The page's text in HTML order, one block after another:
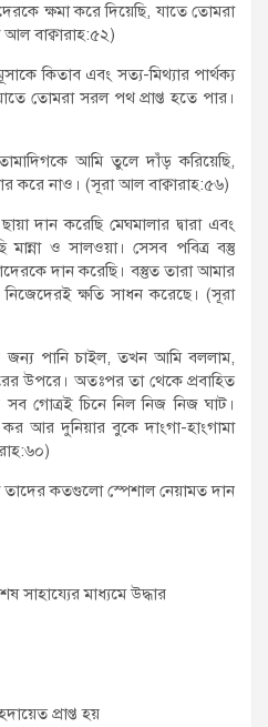
ক্ষমা করে দিয়েছি, যাতে তোমরা
বাক্বারাহ:৫২)
কিতাব এবং সত্য-মিথ্যার পার্থক্য
তোমরা সরল পথ প্রাপ্ত হতে পার।
আমি তুলে দাঁড় করিয়েছি,
করে নাও। (সূরা আল বাক্বারাহ:৫৬)
দান করেছি মেঘমালার দ্বারা এবং
মান্না ও সালওয়া। সেসব পবিত্র বস্তু
দান করেছি। বস্তুত তারা আমার
ক্ষতি সাধন করেছে। (সূরা
পানি চাইল, তখন আমি বললাম,
উপরে। অতঃপর তা থেকে প্রবাহিত
গোত্রই চিনে নিল নিজ নিজ ঘাট।
আর দুনিয়ার বুকে দাংগা-হাংগামা
তাদের কতগুলো স্পেশাল নেয়ামত দান
মাধ্যমে উদ্ধার
প্রাপ্ত হয়